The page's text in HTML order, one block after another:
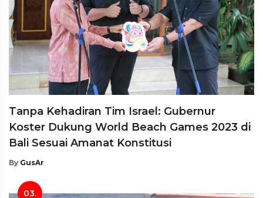
Tanpa Kehadiran Tim Israel: Gubernur
Koster Dukung World Beach Games 2023 di
Bali Sesuai Amanat Konstitusi
By GusAr
03.